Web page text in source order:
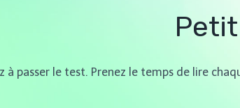
à passer le test. Prenez le temps de lire